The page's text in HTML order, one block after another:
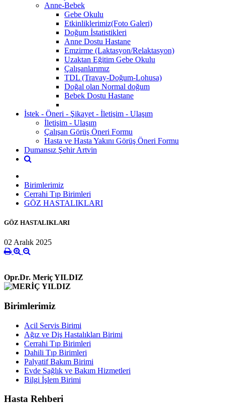
Anne-Bebek
Gebe Okulu
Etkinliklerimiz(Foto Galeri)
Doğum İstatistikleri
Anne Dostu Hastane
Emzirme (Laktasyon/Relaktasyon)
Uzaktan Eğitim Gebe Okulu
Çalışanlarımız
TDL (Travay-Doğum-Lohusa)
Doğal olan Normal doğum
Bebek Dostu Hastane
İstek - Öneri - Şikayet - İletişim - Ulaşım
İletişim - Ulaşım
Çalışan Görüş Öneri Formu
Hasta ve Hasta Yakını Görüş Öneri Formu
Dumansız Şehir Artvin
Birimlerimiz
Cerrahi Tıp Birimleri
GÖZ HASTALIKLARI
GÖZ HASTALIKLARI
02 Aralık 2025
Opr.Dr. Meriç YILDIZ
Birimlerimiz
Acil Servis Birimi
Ağız ve Diş Hastalıkları Birimi
Cerrahi Tıp Birimleri
Dahili Tıp Birimleri
Palyatif Bakım Birimi
Evde Sağlık ve Bakım Hizmetleri
Bilgi İşlem Birimi
Hasta Rehberi